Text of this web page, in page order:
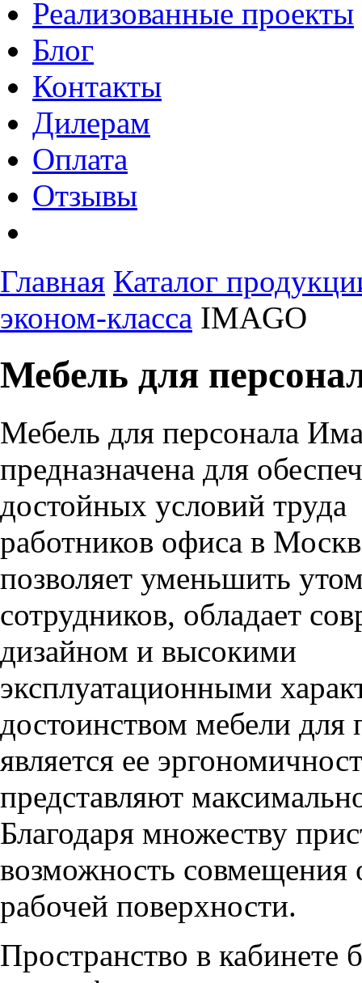
Реализованные проекты
Блог
Контакты
Дилерам
Оплата
Отзывы
Главная Каталог
эконом-класса IMAGO
Мебель для
Мебель для персонала
предназначена для
достойных условий труда
работников офиса в
позволяет уменьшить
сотрудников, обладает
дизайном и высокими
эксплуатационными
достоинством мебели
является ее
представляют
Благодаря множеству
возможность совмещения
рабочей поверхности.
Пространство в кабинете